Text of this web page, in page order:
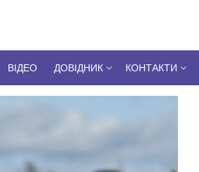
ВІДЕО ДОВІДНИК КОНТАКТИ